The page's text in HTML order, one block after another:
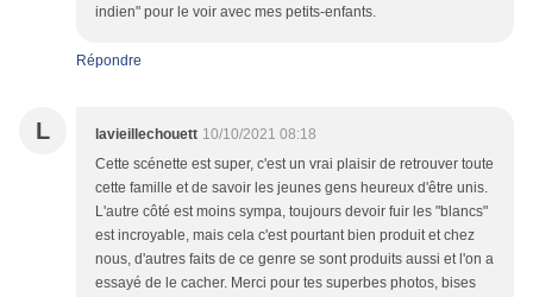
indien" pour le voir avec mes petits-enfants.
Répondre
L lavieillechouett 10/10/2021 08:18
Cette scénette est super, c'est un vrai plaisir de retrouver toute
cette famille et de savoir les jeunes gens heureux d'être unis.
L'autre côté est moins sympa, toujours devoir fuir les "blancs"
est incroyable, mais cela c'est pourtant bien produit et chez
nous, d'autres faits de ce genre se sont produits aussi et l'on a
essayé de le cacher. Merci pour tes superbes photos, bises